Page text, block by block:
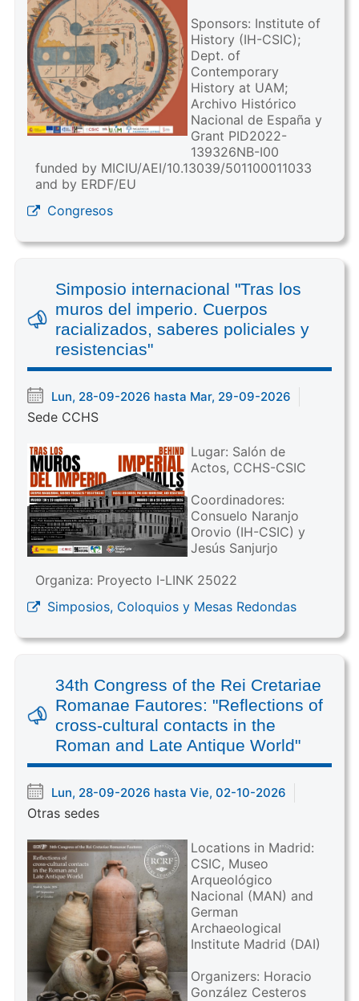
Sponsors: Institute of
History (IH-CSIC);
Dept. of
Contemporary
History at UAM;
Archivo Histórico
Nacional de España y
Grant PID2022-
139326NB-I00
funded by MICIU/AEI/10.13039/501100011033
and by ERDF/EU
Congresos
Simposio internacional "Tras los
muros del imperio. Cuerpos
racializados, saberes policiales y
resistencias"
Lun, 28-09-2026 hasta Mar, 29-09-2026
Sede CCHS
Lugar: Salón de
Actos, CCHS-CSIC
Coordinadores:
Consuelo Naranjo
Orovio (IH-CSIC) y
Jesús Sanjurjo
Organiza: Proyecto I-LINK 25022
Simposios, Coloquios y Mesas Redondas
34th Congress of the Rei Cretariae
Romanae Fautores: "Reflections of
cross-cultural contacts in the
Roman and Late Antique World"
Lun, 28-09-2026 hasta Vie, 02-10-2026
Otras sedes
Locations in Madrid:
CSIC, Museo
Arqueológico
Nacional (MAN) and
German
Archaeological
Institute Madrid (DAI)
Organizers: Horacio
González Cesteros